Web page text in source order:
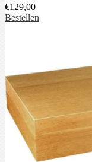
€129,00
Bestellen